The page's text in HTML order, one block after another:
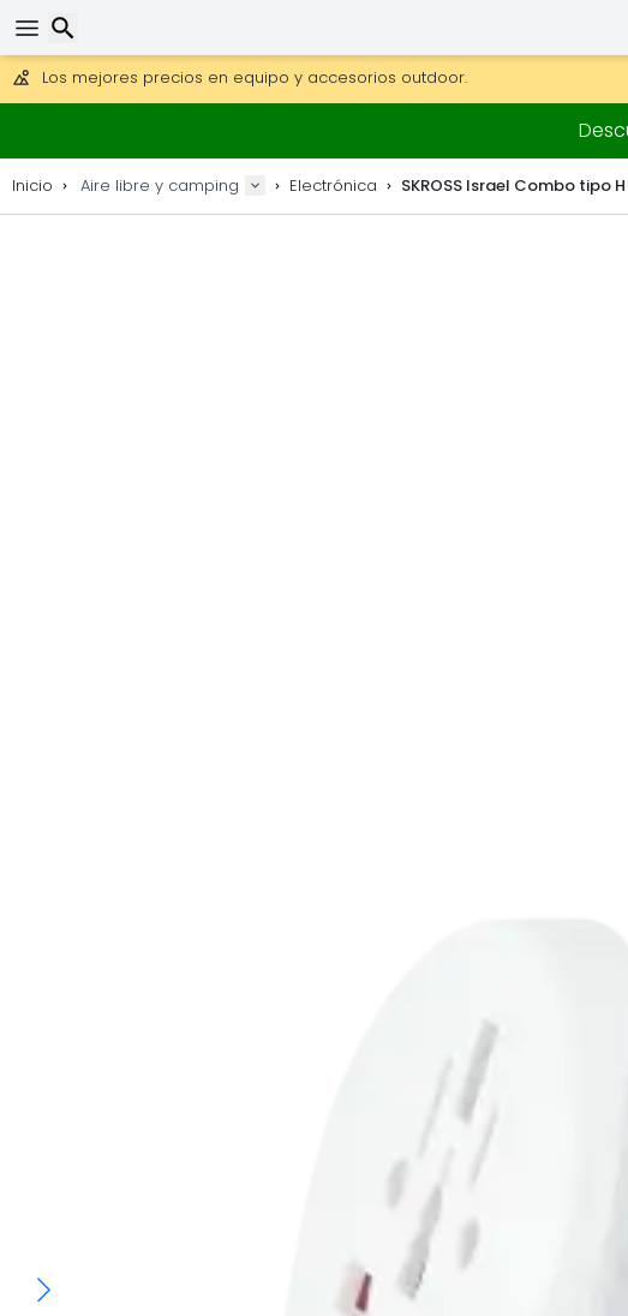
Envío DHL 1 día disponible.
30 días para devoluciones, 90 días para mapas de madera y
Los mejores precios en equipo y accesorios outdoor.
Inicio Aire libre y camping Electrónica SKROSS Israel Combo tipo